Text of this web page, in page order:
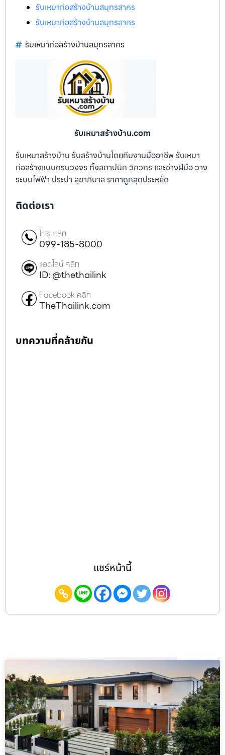
รับเหมาก่อสร้างบ้านสมุทรสาคร
รับเหมาก่อสร้างบ้านสมุทรสาคร
รับเหมาก่อสร้างบ้านสมุทรสาคร
รับเหมาสร้างบ้าน.com
รับเหมาสร้างบ้าน รับสร้างบ้านโดยทีมงานมืออาชีพ รับเหมา
ก่อสร้างแบบครบวงจร ทั้งสถาปนิก วิศวกร และช่างฝีมือ วาง
ระบบไฟฟ้า ประปา สุขาภิบาล ราคาถูกสุดประหยัด
ติดต่อเรา
โทร คลิก
099-185-8000
แอดไลน์ คลิก
ID: @thethailink
Facebook คลิก
TheThailink.com
บทความที่คล้ายกัน
แชร์หน้านี้